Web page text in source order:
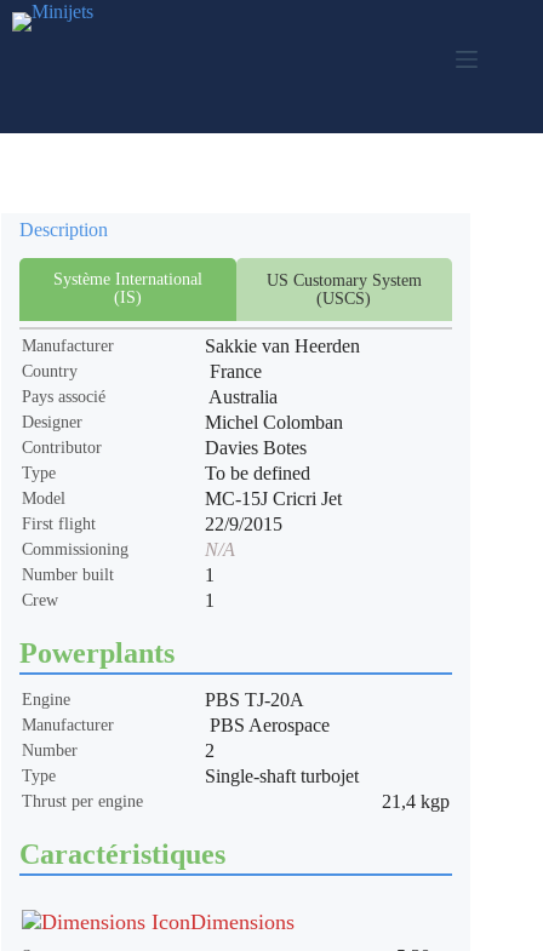
Skip
to
Description
Système International
(IS)
US Customary System
(USCS)
Manufacturer Sakkie van Heerden
Country France
Pays associé Australia
Designer Michel Colomban
Contributor Davies Botes
Type To be defined
Model MC-15J Cricri Jet
First flight 22/9/2015
Commissioning N/A
Number built 1
Crew 1
Powerplants
Engine PBS TJ-20A
Manufacturer PBS Aerospace
Number 2
Type Single-shaft turbojet
Thrust per engine 21,4 kgp
Caractéristiques
Dimensions